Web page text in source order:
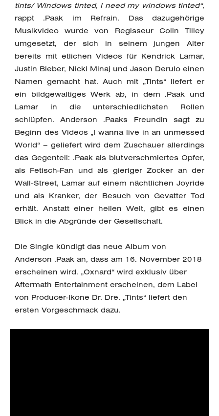
tints/ Windows tinted, I need my windows tinted“,
rappt .Paak im Refrain. Das dazugehörige
Musikvideo wurde von Regisseur Colin Tilley
umgesetzt, der sich in seinem jungen Alter
bereits mit etlichen Videos für Kendrick Lamar,
Justin Bieber, Nicki Minaj und Jason Derulo einen
Namen gemacht hat. Auch mit „Tints“ liefert er
ein bildgewaltiges Werk ab, in dem .Paak und
Lamar in die unterschiedlichsten Rollen
schlüpfen. Anderson .Paaks Freundin sagt zu
Beginn des Videos „I wanna live in an unmessed
World“ – geliefert wird dem Zuschauer allerdings
das Gegenteil: .Paak als blutverschmiertes Opfer,
als Fetisch-Fan und als gieriger Zocker an der
Wall-Street, Lamar auf einem nächtlichen Joyride
und als Kranker, der Besuch von Gevatter Tod
erhält. Anstatt einer heilen Welt, gibt es einen
Blick in die Abgründe der Gesellschaft.
Die Single kündigt das neue Album von
Anderson .Paak an, dass am 16. November 2018
erscheinen wird. „Oxnard“ wird exklusiv über
Aftermath Entertainment erscheinen, dem Label
von Producer-Ikone Dr. Dre. „Tints“ liefert den
ersten Vorgeschmack dazu.